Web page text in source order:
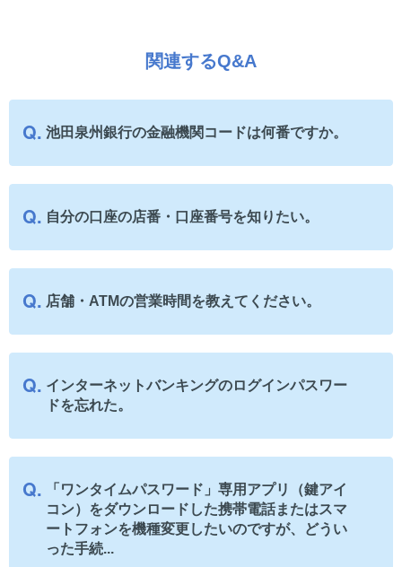
関連するQ&A
池田泉州銀行の金融機関コードは何番ですか。
自分の口座の店番・口座番号を知りたい。
店舗・ATMの営業時間を教えてください。
インターネットバンキングのログインパスワー
ドを忘れた。
「ワンタイムパスワード」専用アプリ（鍵アイ
コン）をダウンロードした携帯電話またはスマ
ートフォンを機種変更したいのですが、どうい
った手続...